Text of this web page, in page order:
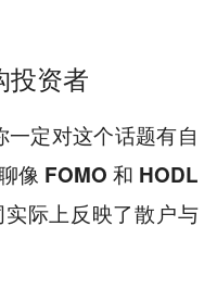
投资者
定对这个话题有自
像 FOMO 和 HODL
际上反映了散户与